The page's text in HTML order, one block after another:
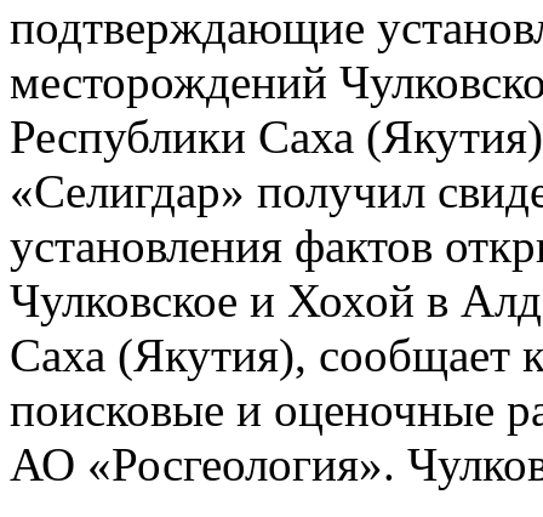
подтверждающие
месторождений
Республики Саха
«Селигдар» получил
установления фактов
Чулковское и Хохой в
Саха (Якутия), сообщает
поисковые и оценочные
АО «Росгеология».